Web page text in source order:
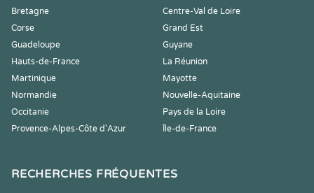
Bretagne
Centre-Val de Loire
Corse
Grand Est
Guadeloupe
Guyane
Hauts-de-France
La Réunion
Martinique
Mayotte
Normandie
Nouvelle-Aquitaine
Occitanie
Pays de la Loire
Provence-Alpes-Côte d'Azur
Île-de-France
RECHERCHES FRÉQUENTES